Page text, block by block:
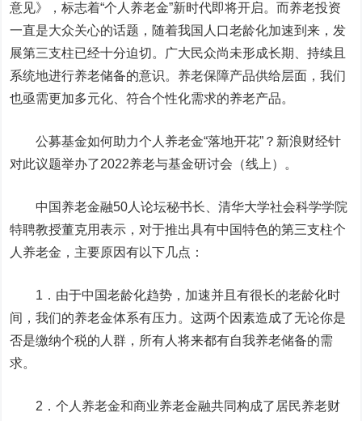
意见》，标志着“个人养老金”新时代即将开启。而养老投资
一直是大众关心的话题，随着我国人口老龄化加速到来，发
展第三支柱已经十分迫切。广大民众尚未形成长期、持续且
系统地进行养老储备的意识。养老保障产品供给层面，我们
也亟需更加多元化、符合个性化需求的养老产品。
公募基金如何助力个人养老金“落地开花”？新浪财经针
对此议题举办了2022养老与基金研讨会（线上）。
中国养老金融50人论坛秘书长、清华大学社会科学学院
特聘教授董克用表示，对于推出具有中国特色的第三支柱个
人养老金，主要原因有以下几点：
1．由于中国老龄化趋势，加速并且有很长的老龄化时
间，我们的养老金体系有压力。这两个因素造成了无论你是
否是缴纳个税的人群，所有人将来都有自我养老储备的需
求。
2．个人养老金和商业养老金融共同构成了居民养老财